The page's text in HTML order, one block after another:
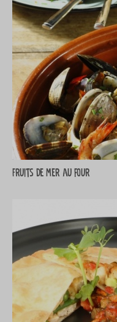
Fruits de mer au four